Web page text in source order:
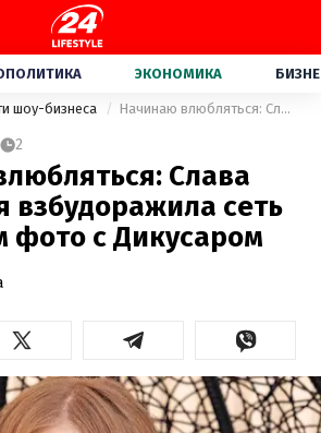
ЭКОНОМИКА
шоу-бизнеса Начинаю влюбляться: Слава Каминская взбудоражила сеть страстным фото с Дикусаром
2
Слава
взбудоражила сеть
фото с Дикусаром